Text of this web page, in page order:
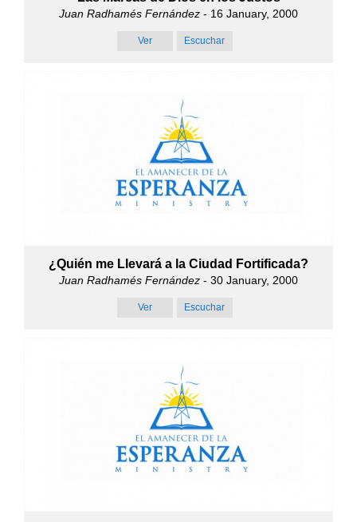
Juan Radhamés Fernández - 16 January, 2000
Ver Escuchar
¿Quién me Llevará a la Ciudad Fortificada?
Juan Radhamés Fernández - 30 January, 2000
Ver Escuchar